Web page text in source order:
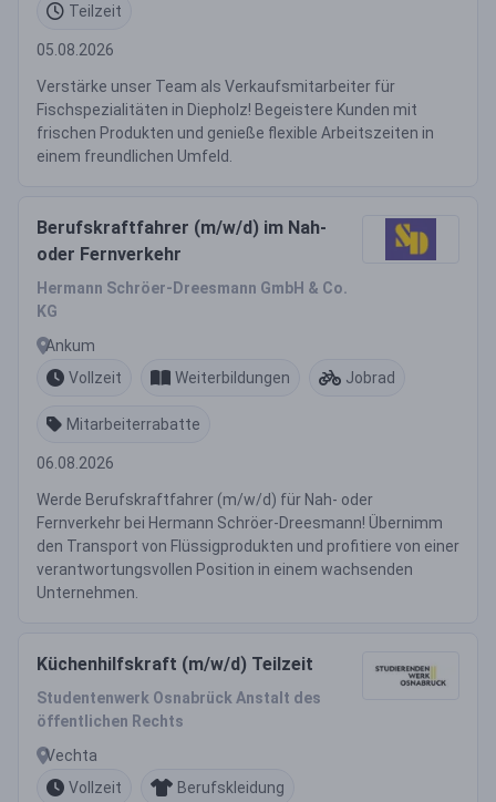
Teilzeit
05.08.2026
Verstärke unser Team als Verkaufsmitarbeiter für
Fischspezialitäten in Diepholz! Begeistere Kunden mit
frischen Produkten und genieße flexible Arbeitszeiten in
einem freundlichen Umfeld.
Berufskraftfahrer (m/w/d) im Nah-
oder Fernverkehr
Hermann Schröer-Dreesmann GmbH & Co.
KG
Ankum
Vollzeit
Weiterbildungen Jobrad
Mitarbeiterrabatte
06.08.2026
Werde Berufskraftfahrer (m/w/d) für Nah- oder
Fernverkehr bei Hermann Schröer-Dreesmann! Übernimm
den Transport von Flüssigprodukten und profitiere von einer
verantwortungsvollen Position in einem wachsenden
Unternehmen.
Küchenhilfskraft (m/w/d) Teilzeit
Studentenwerk Osnabrück Anstalt des
öffentlichen Rechts
Vechta
Vollzeit
Berufskleidung